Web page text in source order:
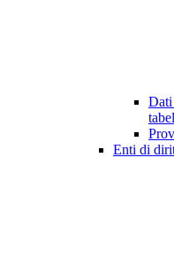
Dati
Enti di